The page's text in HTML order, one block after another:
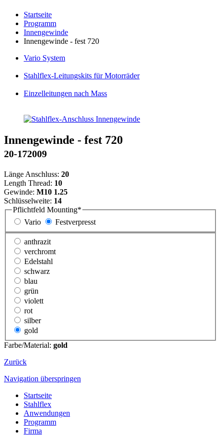
Startseite
Programm
Innengewinde
Innengewinde - fest 720
Vario System
Stahlflex-Leitungskits für Motorräder
Einzelleitungen nach Mass
Innengewinde - fest 720
20-172009
Länge Anschluss: 20
Length Thread: 10
Gewinde: M10 1.25
Schlüsselweite: 14
Pflichtfeld Mounting*
Vario
Festverpresst
anthrazit
verchromt
Edelstahl
schwarz
blau
grün
violett
rot
silber
gold
Farbe/Material: gold
Zurück
Navigation überspringen
Startseite
Stahlflex
Anwendungen
Programm
Firma